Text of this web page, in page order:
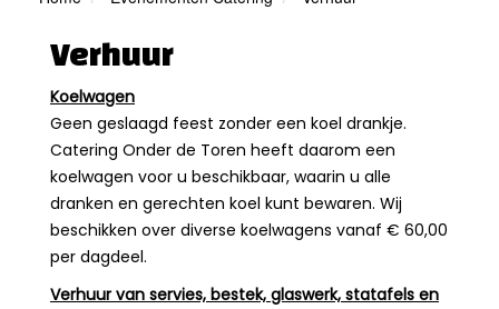
Verhuur
Koelwagen
Geen geslaagd feest zonder een koel drankje.
Catering Onder de Toren heeft daarom een
koelwagen voor u beschikbaar, waarin u alle
dranken en gerechten koel kunt bewaren. Wij
beschikken over diverse koelwagens vanaf € 60,00
per dagdeel.
Verhuur van servies, bestek, glaswerk, statafels en